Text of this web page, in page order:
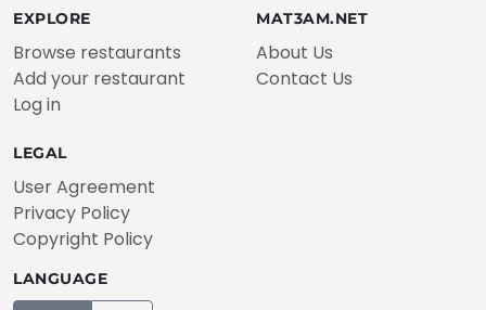
EXPLORE
Browse restaurants
Add your restaurant
Log in
MAT3AM.NET
About Us
Contact Us
LEGAL
User Agreement
Privacy Policy
Copyright Policy
LANGUAGE